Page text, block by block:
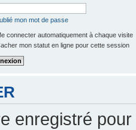
mon mot de passe
connecter automatiquement à chaque visite
mon statut en ligne pour cette session
enregistré